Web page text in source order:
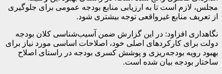
مجلس، لازم است تا به ارزیابی منابع بودجه عمومی برای جلوگیری
از تعریف منابع غیرواقعی توجه بیشتری شود.
نگاهداری افزاود: در این گزارش ضمن آسیب‌شناسی کلان بودجه
دولت برای کارکرد‌های اصلی خود، اصلاحات اساسی مورد نیاز برای
بهبود رویه بودجه‌ریزی و پوشش کسری بودجه در راستای اصلاح
ساختار بودجه بیان شده است.